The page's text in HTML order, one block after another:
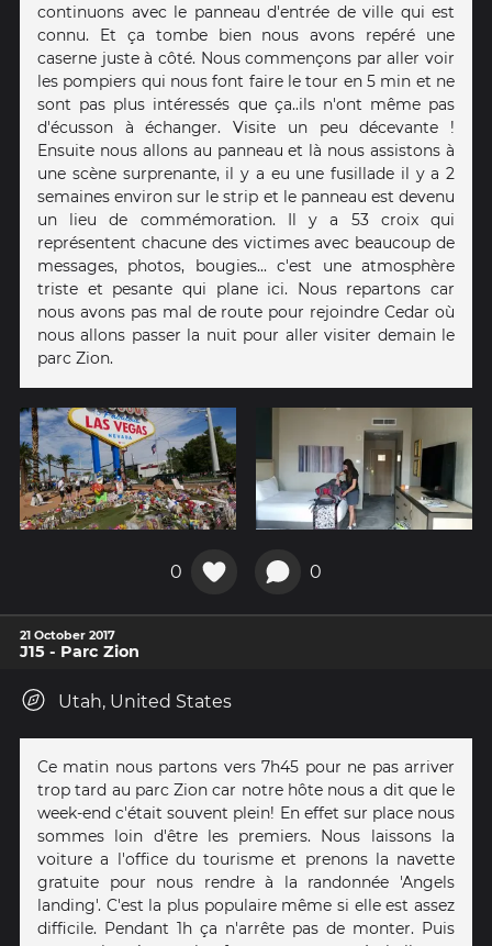
continuons avec le panneau d'entrée de ville qui est
connu. Et ça tombe bien nous avons repéré une
caserne juste à côté. Nous commençons par aller voir
les pompiers qui nous font faire le tour en 5 min et ne
sont pas plus intéressés que ça..ils n'ont même pas
d'écusson à échanger. Visite un peu décevante !
Ensuite nous allons au panneau et là nous assistons à
une scène surprenante, il y a eu une fusillade il y a 2
semaines environ sur le strip et le panneau est devenu
un lieu de commémoration. Il y a 53 croix qui
représentent chacune des victimes avec beaucoup de
messages, photos, bougies... c'est une atmosphère
triste et pesante qui plane ici. Nous repartons car
nous avons pas mal de route pour rejoindre Cedar où
nous allons passer la nuit pour aller visiter demain le
parc Zion.
0 0
21 October 2017
J15 - Parc Zion
Utah, United States
Ce matin nous partons vers 7h45 pour ne pas arriver
trop tard au parc Zion car notre hôte nous a dit que le
week-end c'était souvent plein! En effet sur place nous
sommes loin d'être les premiers. Nous laissons la
voiture a l'office du tourisme et prenons la navette
gratuite pour nous rendre à la randonnée 'Angels
landing'. C'est la plus populaire même si elle est assez
difficile. Pendant 1h ça n'arrête pas de monter. Puis